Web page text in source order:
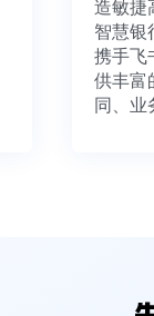
造敏
智慧
携手
供丰
同、